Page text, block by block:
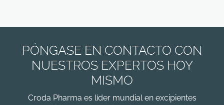
PÓNGASE EN CONTACTO CON
NUESTROS EXPERTOS HOY
MISMO
Croda Pharma es líder mundial en excipientes